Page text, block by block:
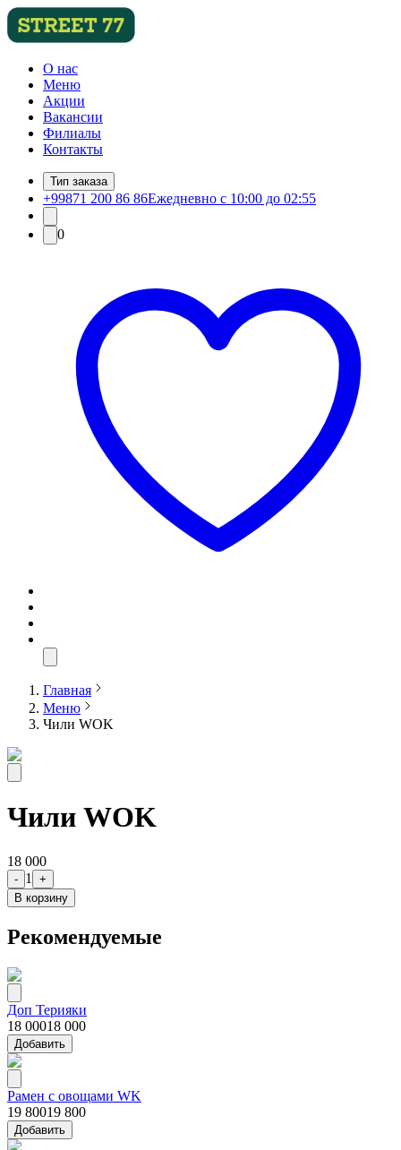
О нас
Меню
Акции
Вакансии
Филиалы
Контакты
Тип заказа
+99871 200 86 86Ежедневно с 10:00 до 02:55
0
Главная
Меню
Чили WOK
Чили WOK
18 000
- 1
+
В корзину
Рекомендуемые
Доп Терияки
18 00018 000
Добавить
Рамен с овощами WK
19 80019 800
Добавить